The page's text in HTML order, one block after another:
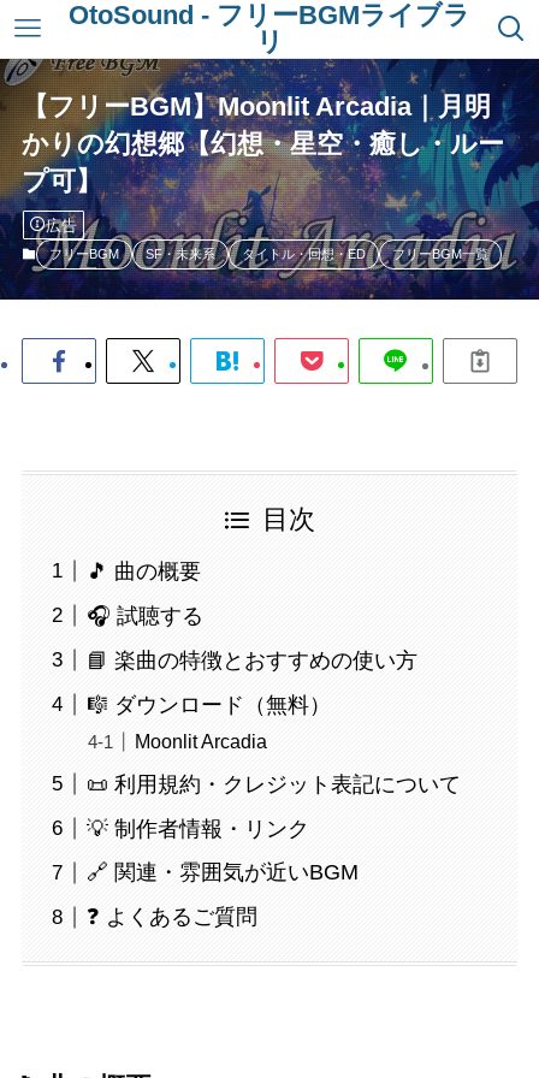
OtoSound - フリーBGMライブラ
リ
【フリーBGM】Moonlit Arcadia｜月明
かりの幻想郷【幻想・星空・癒し・ルー
プ可】
広告
フリーBGM SF・未来系 タイトル・回想・ED フリーBGM一覧
目次
🎵 曲の概要
🎧 試聴する
📘 楽曲の特徴とおすすめの使い方
🎼 ダウンロード（無料）
Moonlit Arcadia
📜 利用規約・クレジット表記について
💡 制作者情報・リンク
🔗 関連・雰囲気が近いBGM
❓ よくあるご質問